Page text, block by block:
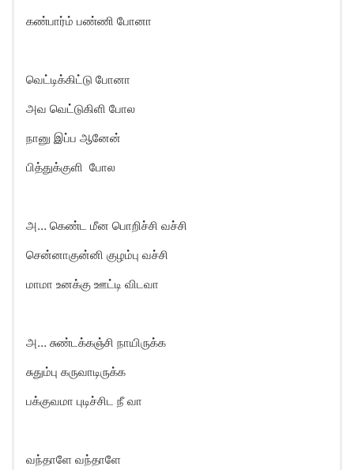
கண்பார்ம் பண்ணி போனா
வெட்டிக்கிட்டு போனா
அவ வெட்டுகிளி போல
நானு இப்ப ஆனேன்
பித்துக்குளி போல
அ… கெண்ட மீன பொறிச்சி வச்சி
சென்னாகுன்னி குழம்பு வச்சி
மாமா உனக்கு ஊட்டி விடவா
அ… சுண்டக்கஞ்சி நாயிருக்க
சுதும்பு கருவாடிருக்க
பக்குவமா புடிச்சிட நீ வா
வந்தாளே வந்தாளே